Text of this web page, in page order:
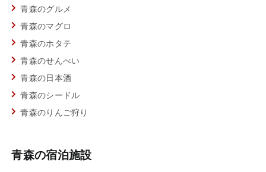
青森のグルメ
青森のマグロ
青森のホタテ
青森のせんべい
青森の日本酒
青森のシードル
青森のりんご狩り
青森の宿泊施設